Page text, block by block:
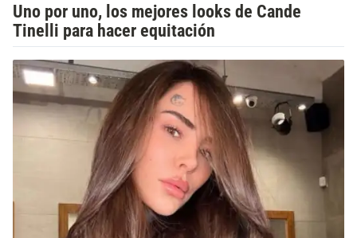
Uno por uno, los mejores looks de Cande
Tinelli para hacer equitación